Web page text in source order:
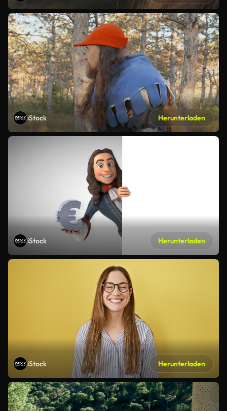
iStock Herunterladen
iStock Herunterladen
iStock Herunterladen